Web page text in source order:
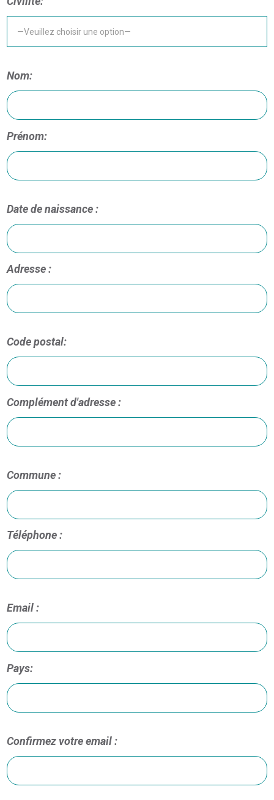
Nom:
Prénom:
Date de naissance :
Adresse :
Code postal:
Complément d'adresse :
Commune :
Téléphone :
Email :
Pays:
Confirmez votre email :